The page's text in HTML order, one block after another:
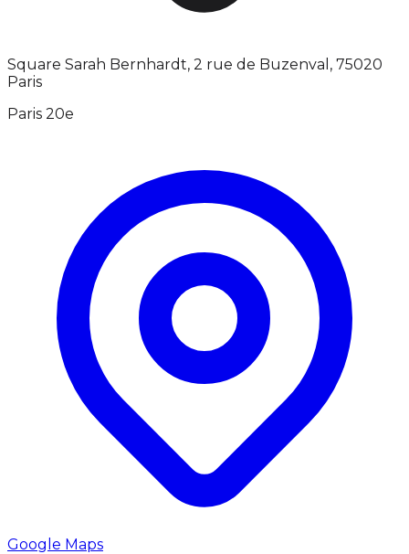
Square Sarah Bernhardt, 2 rue de Buzenval, 75020
Paris
Paris 20e
Google Maps